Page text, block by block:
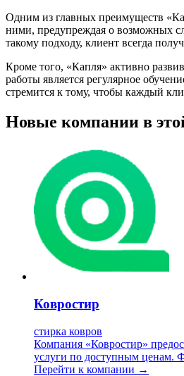
Одним из главных преимуществ
ними, предупреждая о возможных
такому подходу, клиент всегда
Кроме того, «Капля» активно
работы является регулярное
стремится к тому, чтобы каждый
Новые компании в
Ковростир
стирка ковров
Компания «Ковростир»
услуги по доступным ценам.
Перейти к компании →